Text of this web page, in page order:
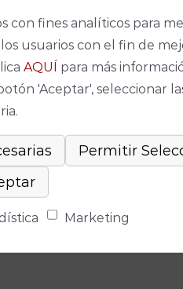
de 1
No se
con fines analíticos para
usuarios con el fin de
AQUÍ para más
'Aceptar', seleccionar
Marketing